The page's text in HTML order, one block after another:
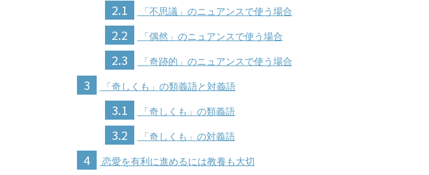
2.1 「不思議」のニュアンスで使う場合
2.2 「偶然」のニュアンスで使う場合
2.3 「奇跡的」のニュアンスで使う場合
3 「奇しくも」の類義語と対義語
3.1 「奇しくも」の類義語
3.2 「奇しくも」の対義語
4 恋愛を有利に進めるには教養も大切